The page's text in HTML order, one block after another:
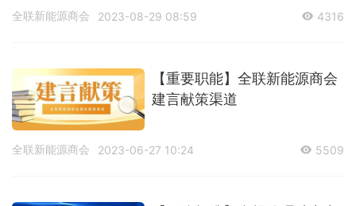
全联新能源商会 2023-08-29 08:59 4316
【重要职能】全联新能源商会
建言献策渠道
全联新能源商会 2023-06-27 10:24 5509